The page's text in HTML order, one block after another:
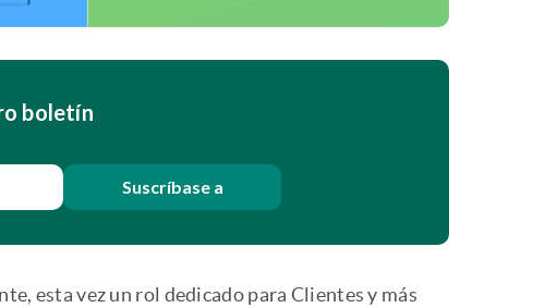
boletín
Suscríbase a
esta vez un rol dedicado para Clientes y más